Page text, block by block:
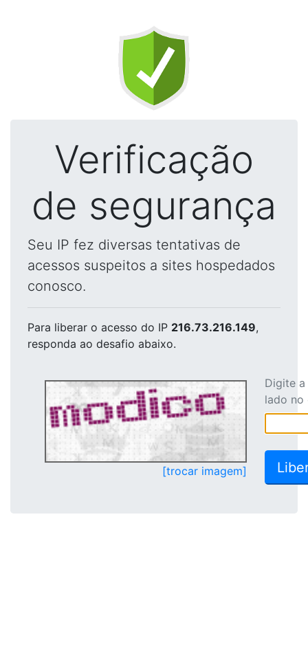
Verificação
de segurança
Seu IP fez diversas tentativas de
acessos suspeitos a sites hospedados
conosco.
Para liberar o acesso do IP 216.73.216.149,
responda ao desafio abaixo.
[trocar imagem]
Digite
lado no